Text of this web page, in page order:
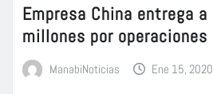
Empresa China entrega
millones por operaciones
ManabiNoticias Ene 15, 2020